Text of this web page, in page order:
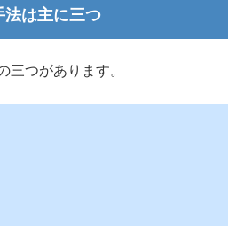
法は主に三つ
三つがあります。